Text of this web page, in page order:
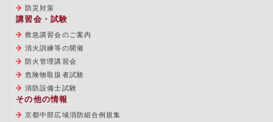
防災対策
講習会・試験
救急講習会のご案内
消火訓練等の開催
防火管理講習会
危険物取扱者試験
消防設備士試験
その他の情報
京都中部広域消防組合例規集